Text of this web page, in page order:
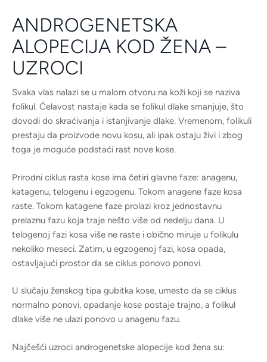
ANDROGENETSKA
ALOPECIJA KOD ŽENA –
UZROCI
Svaka vlas nalazi se u malom otvoru na koži koji se naziva
folikul. Ćelavost nastaje kada se folikul dlake smanjuje, što
dovodi do skraćivanja i istanjivanje dlake. Vremenom, folikuli
prestaju da proizvode novu kosu, ali ipak ostaju živi i zbog
toga je moguće podstaći rast nove kose.
Prirodni ciklus rasta kose ima četiri glavne faze: anagenu,
katagenu, telogenu i egzogenu. Tokom anagene faze kosa
raste. Tokom katagene faze prolazi kroz jednostavnu
prelaznu fazu koja traje nešto više od nedelju dana. U
telogenoj fazi kosa više ne raste i obično miruje u folikulu
nekoliko meseci. Zatim, u egzogenoj fazi, kosa opada,
ostavljajući prostor da se ciklus ponovo ponovi.
U slučaju ženskog tipa gubitka kose, umesto da se ciklus
normalno ponovi, opadanje kose postaje trajno, a folikul
dlake više ne ulazi ponovo u anagenu fazu.
Najčešći uzroci androgenetske alopecije kod žena su: